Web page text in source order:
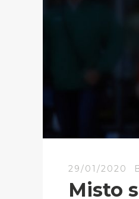
29/01/2020
Misto